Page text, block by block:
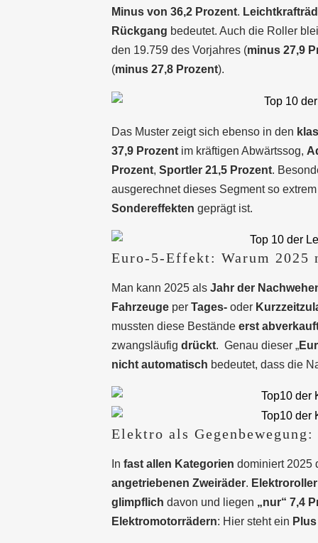
Minus von 36,2 Prozent.
Rückgang bedeutet. Auch die Roller
den 19.759 des Vorjahres (minus 27,9
(minus 27,8 Prozent).
Das Muster zeigt sich ebenso in den
37,9 Prozentim kräftigen Abwärtssog,
Prozent, Sportler 21,5 Prozent.
ausgerechnet dieses Segment so
Sondereffekten geprägt ist.
Euro-5-Effekt: Warum 2025
Man kann 2025 als Jahr der
Fahrzeugeper Tages-oder
mussten diese Bestände erst
zwangsläufig drückt. Genau dieser „
nicht automatisch bedeutet, dass die
Elektro als
In fast allen Kategorien dominiert 2025
angetriebenen Zweiräder. Elektroroller
glimpflich davon und liegen „nur“ 7,4
Elektromotorrädern: Hier steht ein